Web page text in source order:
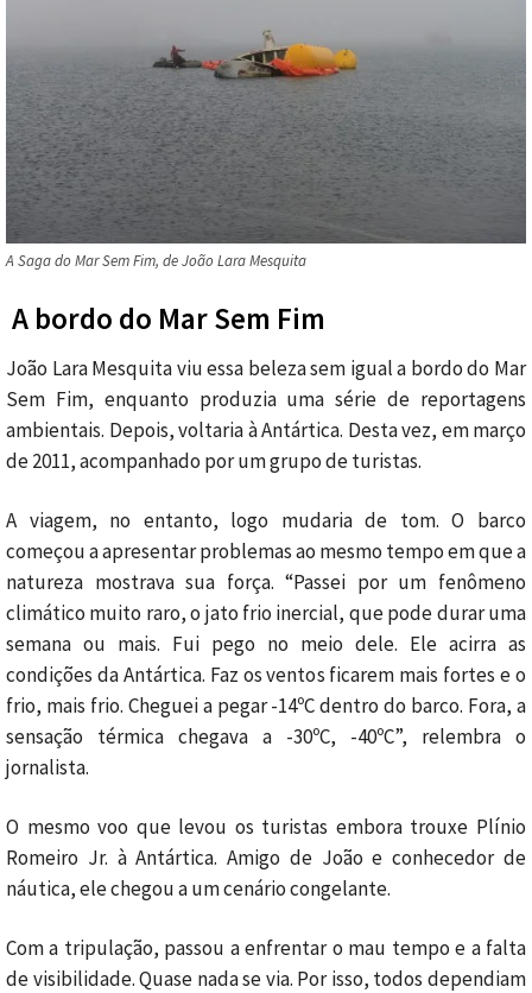
A Saga do Mar Sem Fim, de João Lara Mesquita
A bordo do Mar Sem Fim
João Lara Mesquita viu essa beleza sem igual a bordo do Mar
Sem Fim, enquanto produzia uma série de reportagens
ambientais. Depois, voltaria à Antártica. Desta vez, em março
de 2011, acompanhado por um grupo de turistas.
A viagem, no entanto, logo mudaria de tom. O barco
começou a apresentar problemas ao mesmo tempo em que a
natureza mostrava sua força. “Passei por um fenômeno
climático muito raro, o jato frio inercial, que pode durar uma
semana ou mais. Fui pego no meio dele. Ele acirra as
condições da Antártica. Faz os ventos ficarem mais fortes e o
frio, mais frio. Cheguei a pegar -14ºC dentro do barco. Fora, a
sensação térmica chegava a -30ºC, -40ºC”, relembra o
jornalista.
O mesmo voo que levou os turistas embora trouxe Plínio
Romeiro Jr. à Antártica. Amigo de João e conhecedor de
náutica, ele chegou a um cenário congelante.
Com a tripulação, passou a enfrentar o mau tempo e a falta
de visibilidade. Quase nada se via. Por isso, todos dependiam